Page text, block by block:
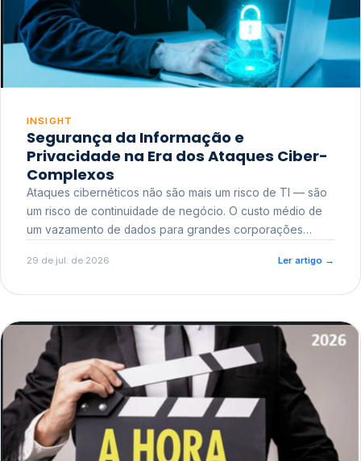
INSIGHT
Segurança da Informação e
Privacidade na Era dos Ataques Ciber-
Complexos
Ataques cibernéticos não são mais um risco de TI — são
um risco de continuidade de negócio. O custo médio de
um vazamento de dados para grandes corporações
reputacional e o risco regulatório junto a órgãos como a
29 de jul. de 2026 Ler artigo →